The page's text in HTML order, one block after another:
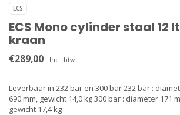
ECS
ECS Mono cylinder staal 12
kraan
€289,00 Incl. btw
Leverbaar in 232 bar en 300 bar 232 bar :
690 mm, gewicht 14,0 kg 300 bar : diameter 171
gewicht 17,4 kg